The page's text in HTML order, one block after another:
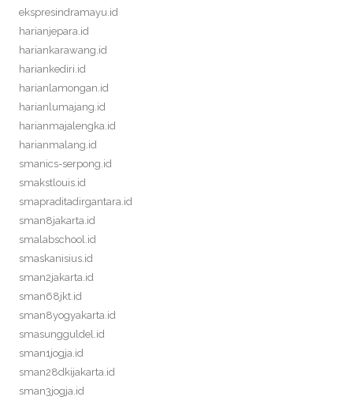
ekspresindramayu.id
harianjepara.id
hariankarawang.id
hariankediri.id
harianlamongan.id
harianlumajang.id
harianmajalengka.id
harianmalang.id
smanics-serpong.id
smakstlouis.id
smapraditadirgantara.id
sman8jakarta.id
smalabschool.id
smaskanisius.id
sman2jakarta.id
sman68jkt.id
sman8yogyakarta.id
smasungguldel.id
sman1jogja.id
sman28dkijakarta.id
sman3jogja.id